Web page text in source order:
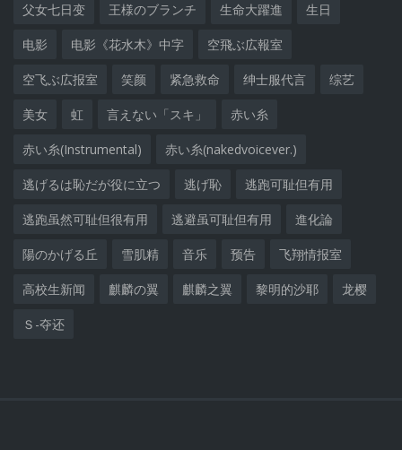
父女七日变 王様のブランチ 生命大躍進 生日
电影 电影《花水木》中字 空飛ぶ広報室
空飞ぶ広报室 笑颜 紧急救命 绅士服代言 综艺
美女 虹 言えない「スキ」 赤い糸
赤い糸(Instrumental) 赤い糸(nakedvoicever.)
逃げるは恥だが役に立つ 逃げ恥 逃跑可耻但有用
逃跑虽然可耻但很有用 逃避虽可耻但有用 進化論
陽のかげる丘 雪肌精 音乐 预告 飞翔情报室
高校生新闻 麒麟の翼 麒麟之翼 黎明的沙耶 龙樱
Ｓ-夺还